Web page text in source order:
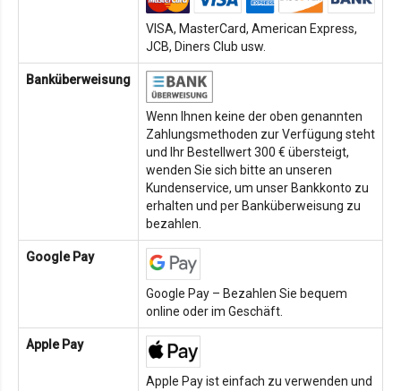
VISA, MasterCard, American Express,
JCB, Diners Club usw.
Banküberweisung
Wenn Ihnen keine der oben genannten
Zahlungsmethoden zur Verfügung steht
und Ihr Bestellwert 300 € übersteigt,
wenden Sie sich bitte an unseren
Kundenservice, um unser Bankkonto zu
erhalten und per Banküberweisung zu
bezahlen.
Google Pay
Google Pay – Bezahlen Sie bequem
online oder im Geschäft.
Apple Pay
Apple Pay ist einfach zu verwenden und